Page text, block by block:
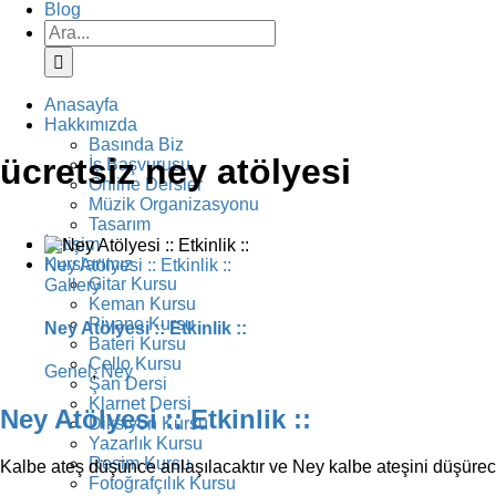
Blog
Ara:
Anasayfa
Hakkımızda
Basında Biz
İş Başvurusu
Online Dersler
Müzik Organizasyonu
Tasarım
İletişim
Kurslarımız
Gitar Kursu
Keman Kursu
Piyano Kursu
Bateri Kursu
Çello Kursu
Şan Dersi
Klarnet Dersi
Diksiyon Kursu
Yazarlık Kursu
Resim Kursu
Fotoğrafçılık Kursu
ücretsiz ney atölyesi
Ney Atölyesi :: Etkinlik ::
Gallery
Ney Atölyesi :: Etkinlik ::
Genel,Ney
Ney Atölyesi :: Etkinlik ::
Kalbe ateş düşünce anlaşılacaktır ve Ney kalbe ateşini